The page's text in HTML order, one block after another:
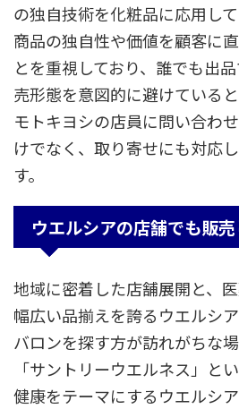
の独自技術を化粧品に応用して
商品の独自性や価値を顧客に
とを重視しており、誰でも出
売形態を意図的に避けている
モトキヨシの店員に問い合わ
けでなく、取り寄せにも対応
す。
ウエルシアの店舗でも販
地域に密着した店舗展開と、
幅広い品揃えを誇るウエルシ
バロンを探す方が訪れがちな
「サントリーウエルネス」と
健康をテーマにするウエルシ